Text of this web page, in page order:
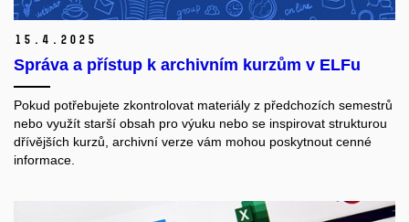
15. 4. 2025
Správa a přístup k archivním kurzům v ELFu
Pokud potřebujete zkontrolovat materiály z předchozích semestrů
nebo využít starší obsah pro výuku nebo se inspirovat strukturou
dřívějších kurzů, archivní verze vám mohou poskytnout cenné
informace.